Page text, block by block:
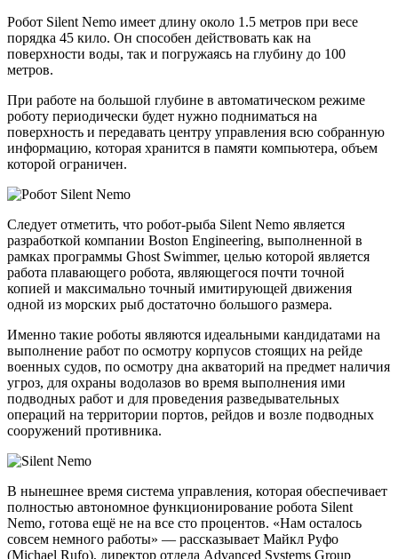
Робот Silent Nemo имеет длину около 1.5 метров при весе
порядка 45 кило. Он способен действовать как на
поверхности воды, так и погружаясь на глубину до 100
метров.
При работе на большой глубине в автоматическом режиме
роботу периодически будет нужно подниматься на
поверхность и передавать центру управления всю собранную
информацию, которая хранится в памяти компьютера, объем
которой ограничен.
Следует отметить, что робот-рыба Silent Nemo является
разработкой компании Boston Engineering, выполненной в
рамках программы Ghost Swimmer, целью которой является
работа плавающего робота, являющегося почти точной
копией и максимально точный имитирующей движения
одной из морских рыб достаточно большого размера.
Именно такие роботы являются идеальными кандидатами на
выполнение работ по осмотру корпусов стоящих на рейде
военных судов, по осмотру дна акваторий на предмет наличия
угроз, для охраны водолазов во время выполнения ими
подводных работ и для проведения разведывательных
операций на территории портов, рейдов и возле подводных
сооружений противника.
В нынешнее время система управления, которая обеспечивает
полностью автономное функционирование робота Silent
Nemo, готова ещё не на все сто процентов. «Нам осталось
совсем немного работы» — рассказывает Майкл Руфо
(Michael Rufo), директор отдела Advanced Systems Group